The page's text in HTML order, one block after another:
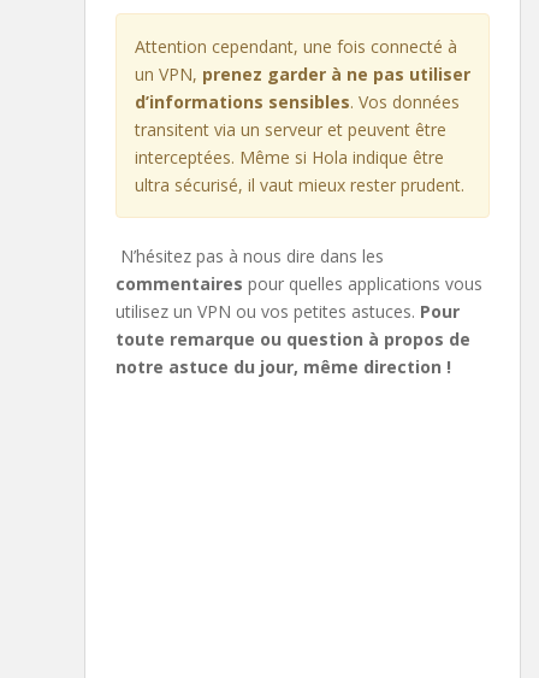
Attention cependant, une fois connecté à
un VPN, prenez garder à ne pas utiliser
d’informations sensibles. Vos données
transitent via un serveur et peuvent être
interceptées. Même si Hola indique être
ultra sécurisé, il vaut mieux rester prudent.
N’hésitez pas à nous dire dans les
commentaires pour quelles applications vous
utilisez un VPN ou vos petites astuces. Pour
toute remarque ou question à propos de
notre astuce du jour, même direction !